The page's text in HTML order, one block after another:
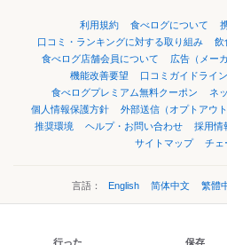
利用規約 食べログについて
口コミ・ランキングに対する取り組み
飲
食べログ店舗会員について
広告（メー
機能改善要望
口コミガイドライン
食べログプレミアム無料クーポン
ネ
個人情報保護方針
外部送信（オプトアウト
推奨環境
ヘルプ・お問い合わせ 採用情
サイトマップ
チェ
言語： English 简体中文 繁體
行った
保存